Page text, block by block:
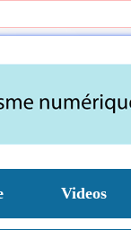
Videos